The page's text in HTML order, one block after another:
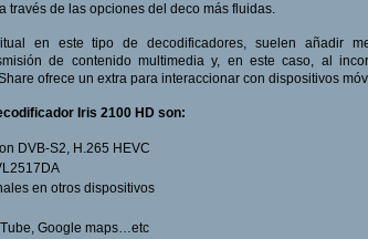
través de las opciones del deco más fluidas.
en este tipo de decodificadores, suelen añadir
de contenido multimedia y, en este caso, al
ofrece un extra para interaccionar con dispositivos
Iris 2100 HD son:
DVB-S2, H.265 HEVC
en otros dispositivos
Google maps…etc